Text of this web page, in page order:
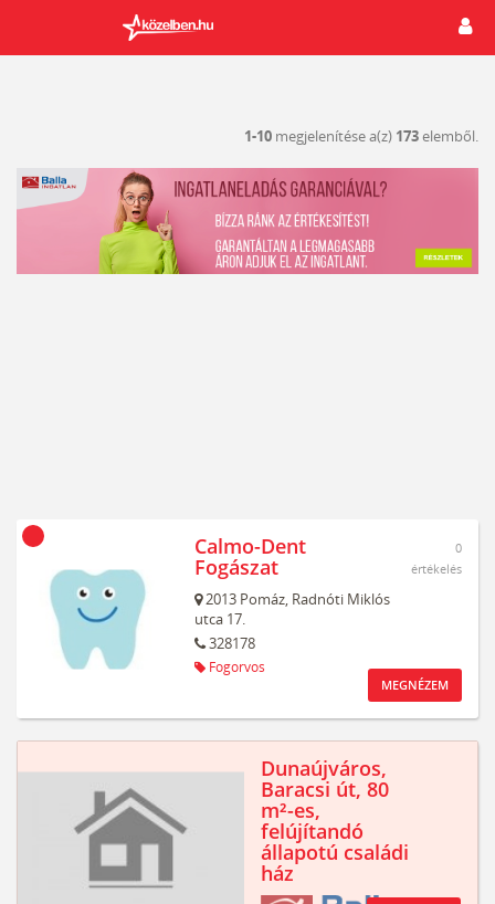
1-10 megjelenítése a(z) 173elemből.
Calmo-Dent
Fogászat
2013 Pomáz, Radnóti Miklós
utca 17.
328178
Fogorvos
0
értékelés
MEGNÉZEM
Dunaújváros,
Baracsi út, 80
m²-es,
felújítandó
állapotú családi
ház